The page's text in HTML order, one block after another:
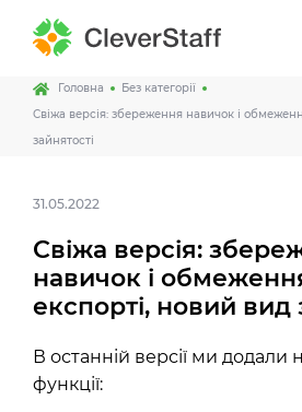
Головна
Без категорії
Свіжа версія: збереження навичок і
зайнятості
31.05.2022
Свіжа версія:
навичок і
експорті, новий вид
В останній версії ми додали
функції: